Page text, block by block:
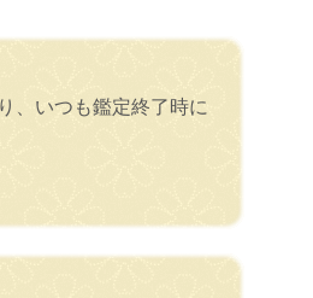
、いつも鑑定終了時に